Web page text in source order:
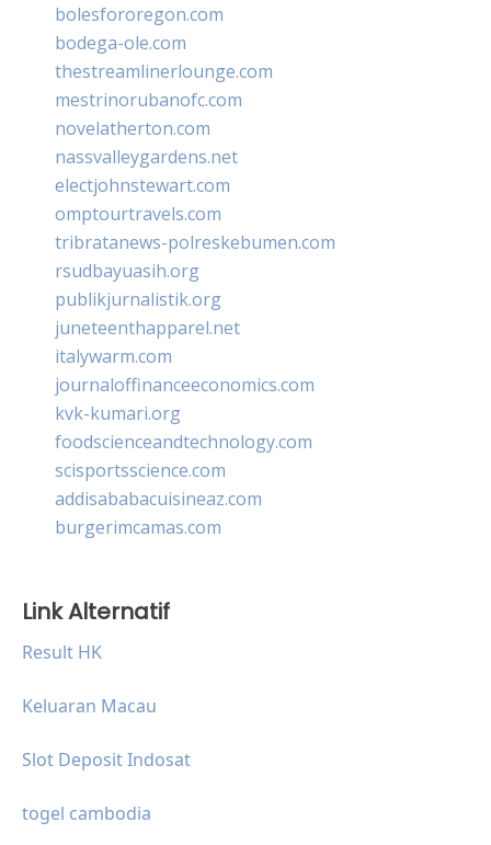
bolesfororegon.com
bodega-ole.com
thestreamlinerlounge.com
mestrinorubanofc.com
novelatherton.com
nassvalleygardens.net
electjohnstewart.com
omptourtravels.com
tribratanews-polreskebumen.com
rsudbayuasih.org
publikjurnalistik.org
juneteenthapparel.net
italywarm.com
journaloffinanceeconomics.com
kvk-kumari.org
foodscienceandtechnology.com
scisportsscience.com
addisababacuisineaz.com
burgerimcamas.com
Link Alternatif
Result HK
Keluaran Macau
Slot Deposit Indosat
togel cambodia